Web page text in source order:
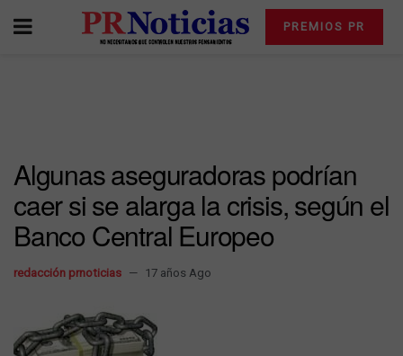
PREMIOS PR
Algunas aseguradoras podrían
caer si se alarga la crisis, según el
Banco Central Europeo
redacción prnoticias 17 años Ago